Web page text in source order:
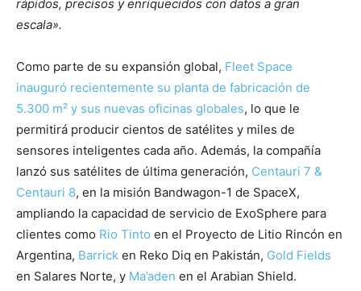
rápidos, precisos y enriquecidos con datos a gran
escala».
Como parte de su expansión global, Fleet Space
inauguró recientemente su planta de fabricación de
5.300 m² y sus nuevas oficinas globales, lo que le
permitirá producir cientos de satélites y miles de
sensores inteligentes cada año. Además, la compañía
lanzó sus satélites de última generación, Centauri 7 &
Centauri 8, en la misión Bandwagon-1 de SpaceX,
ampliando la capacidad de servicio de ExoSphere para
clientes como Rio Tinto en el Proyecto de Litio Rincón en
Argentina, Barrick en Reko Diq en Pakistán, Gold Fields
en Salares Norte, y Ma’aden en el Arabian Shield.